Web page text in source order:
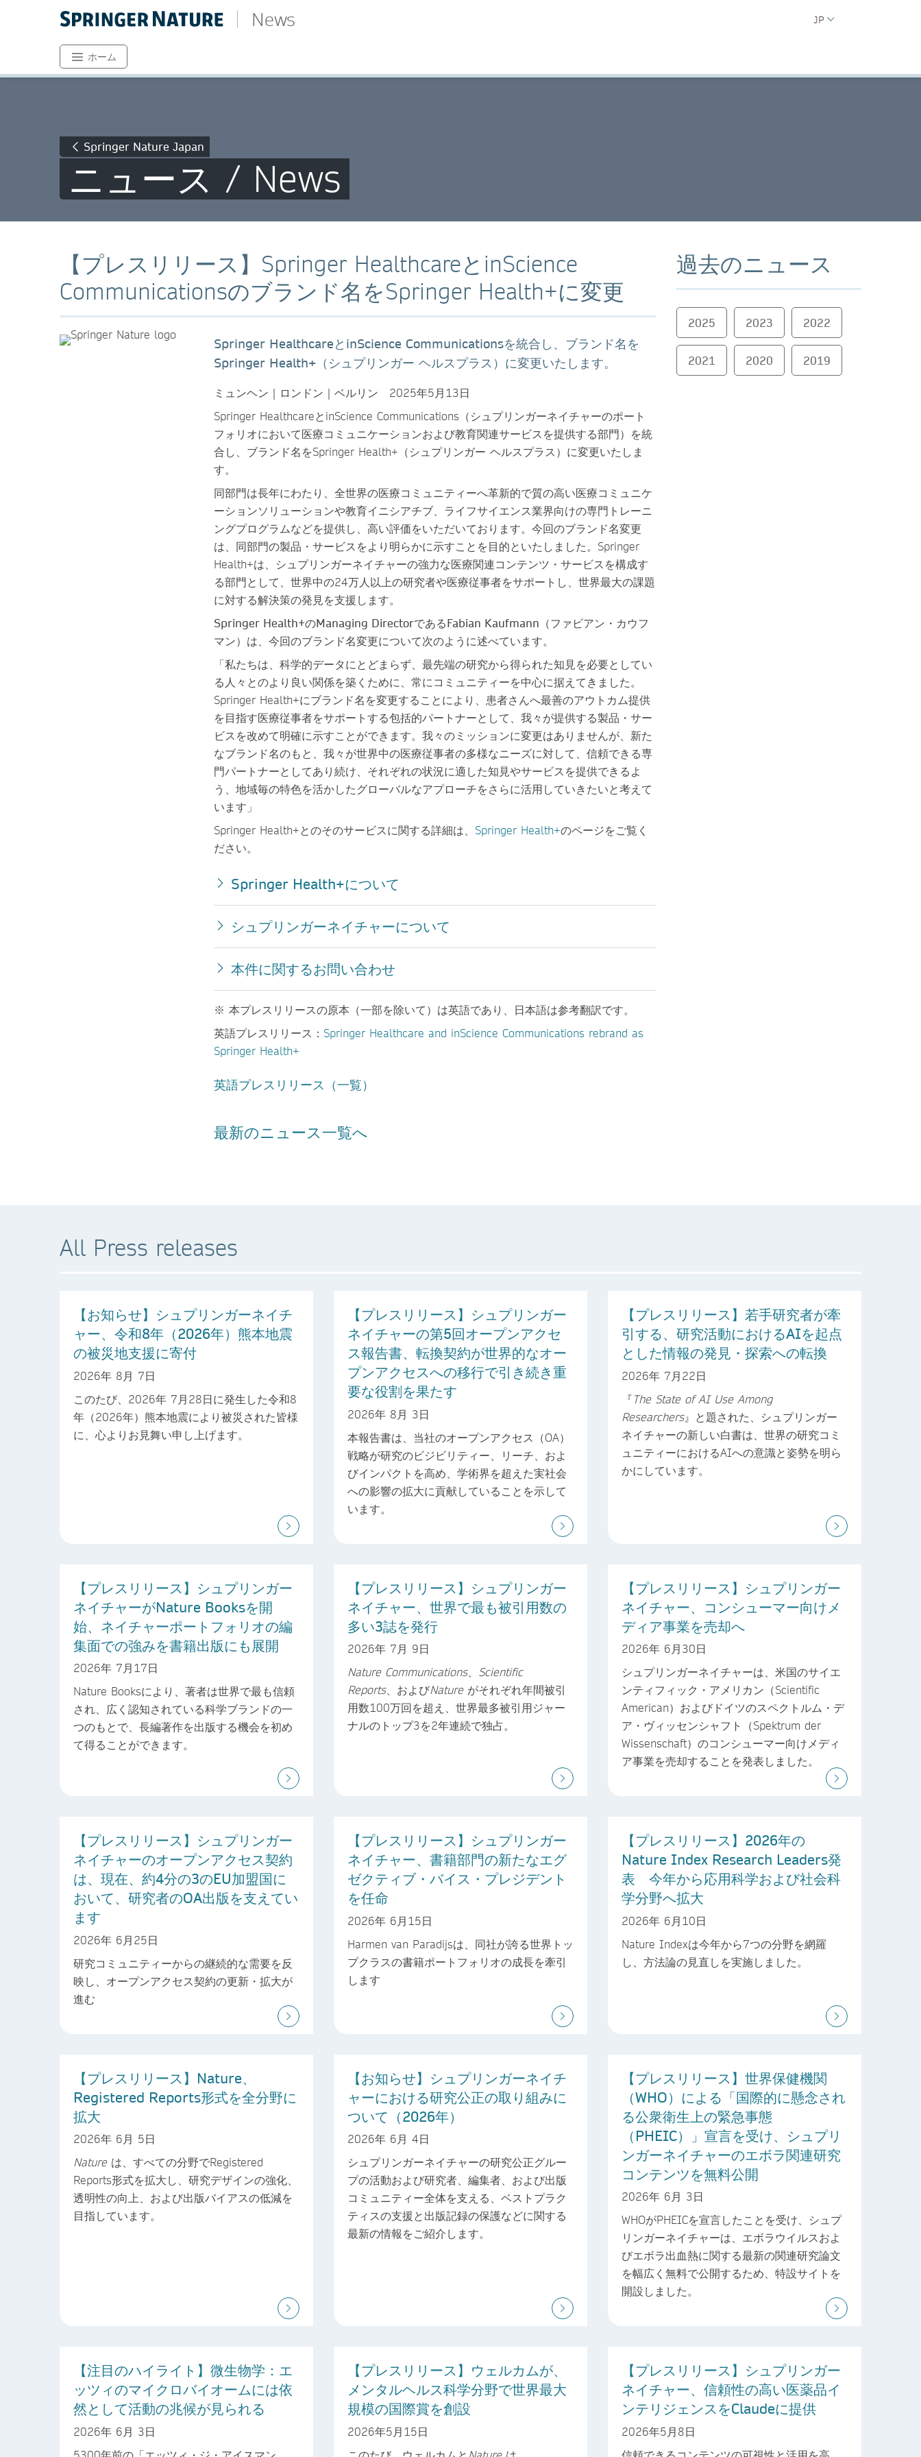
News JP
ホーム
Springer Nature Japan
ニュース / News
【プレスリリース】Springer HealthcareとinScience
Communicationsのブランド名をSpringer Health+に変更
Springer HealthcareとinScience Communicationsを統合し、ブランド名を
Springer Health+（シュプリンガー ヘルスプラス）に変更いたします。
ミュンヘン｜ロンドン｜ベルリン 2025年5月13日
Springer HealthcareとinScience Communications（シュプリンガーネイチャーのポート
フォリオにおいて医療コミュニケーションおよび教育関連サービスを提供する部門）を統
合し、ブランド名をSpringer Health+（シュプリンガー ヘルスプラス）に変更いたしま
す。
同部門は長年にわたり、全世界の医療コミュニティーへ革新的で質の高い医療コミュニケ
ーションソリューションや教育イニシアチブ、ライフサイエンス業界向けの専門トレーニ
ングプログラムなどを提供し、高い評価をいただいております。今回のブランド名変更
は、同部門の製品・サービスをより明らかに示すことを目的といたしました。Springer
Health+は、シュプリンガーネイチャーの強力な医療関連コンテンツ・サービスを構成す
る部門として、世界中の24万人以上の研究者や医療従事者をサポートし、世界最大の課題
に対する解決策の発見を支援します。
Springer Health+のManaging DirectorであるFabian Kaufmann（ファビアン・カウフ
マン） は、今回のブランド名変更について次のように述べています。
「私たちは、科学的データにとどまらず、最先端の研究から得られた知見を必要としてい
る人々とのより良い関係を築くために、常にコミュニティーを中心に据えてきました。
Springer Health+にブランド名を変更することにより、患者さんへ最善のアウトカム提供
を目指す医療従事者をサポートする包括的パートナーとして、我々が提供する製品・サー
ビスを改めて明確に示すことができます。我々のミッションに変更はありませんが、新た
なブランド名のもと、我々が世界中の医療従事者の多様なニーズに対して、信頼できる専
門パートナーとしてあり続け、それぞれの状況に適した知見やサービスを提供できるよ
う、地域毎の特色を活かしたグローバルなアプローチをさらに活用していきたいと考えて
います」
Springer Health+とのそのサービスに関する詳細は、 Springer Health+のページをご覧く
ださい。
Springer Health+について
シュプリンガーネイチャーについて
本件に関するお問い合わせ
※ 本プレスリリースの原本（一部を除いて）は英語であり、日本語は参考翻訳です。
英語プレスリリース： Springer Healthcare and inScience Communications rebrand as
Springer Health+
英語プレスリリース（一覧）
最新のニュース一覧へ
過去のニュース
2025 2023 2022
2021 2020 2019
All Press releases
【お知らせ】シュプリンガーネイチ
ャー、令和8年（2026年）熊本地震
の被災地支援に寄付
2026年 8月 7日
このたび、2026年 7月28日に発生した令和8
年（2026年）熊本地震により被災された皆様
に、心よりお見舞い申し上げます。
【プレスリリース】シュプリンガー
ネイチャーの第5回オープンアクセ
ス報告書、転換契約が世界的なオー
プンアクセスへの移行で引き続き重
要な役割を果たす
2026年 8月 3日
本報告書は、当社のオープンアクセス（OA）
戦略が研究のビジビリティー、リーチ、およ
びインパクトを高め、学術界を超えた実社会
への影響の拡大に貢献していることを示して
います。
【プレスリリース】若手研究者が牽
引する、研究活動におけるAIを起点
とした情報の発見・探索への転換
2026年 7月22日
『The State of AI Use Among
Researchers』と題された、シュプリンガー
ネイチャーの新しい白書は、世界の研究コミ
ュニティーにおけるAIへの意識と姿勢を明ら
かにしています。
【プレスリリース】シュプリンガー
ネイチャーがNature Booksを開
始、ネイチャーポートフォリオの編
集面での強みを書籍出版にも展開
2026年 7月17日
Nature Booksにより、著者は世界で最も信頼
され、広く認知されている科学ブランドの一
つのもとで、長編著作を出版する機会を初め
て得ることができます。
【プレスリリース】シュプリンガー
ネイチャー、世界で最も被引用数の
多い3誌を発行
2026年 7月 9日
Nature Communications、 Scientific
Reports、およびNatureがそれぞれ年間被引
用数100万回を超え、世界最多被引用ジャー
ナルのトップ3を2年連続で独占。
【プレスリリース】シュプリンガー
ネイチャー、コンシューマー向けメ
ディア事業を売却へ
2026年 6月30日
シュプリンガーネイチャーは、米国のサイエ
ンティフィック・アメリカン（Scientific
American）およびドイツのスペクトルム・デ
ア・ヴィッセンシャフト（Spektrum der
Wissenschaft）のコンシューマー向けメディ
ア事業を売却することを発表しました。
【プレスリリース】シュプリンガー
ネイチャーのオープンアクセス契約
は、現在、約4分の3のEU加盟国に
おいて、研究者のOA出版を支えてい
ます
2026年 6月25日
研究コミュニティーからの継続的な需要を反
映し、オープンアクセス契約の更新・拡大が
進む
【プレスリリース】シュプリンガー
ネイチャー、書籍部門の新たなエグ
ゼクティブ・バイス・プレジデント
を任命
2026年 6月15日
Harmen van Paradijsは、同社が誇る世界トッ
プクラスの書籍ポートフォリオの成長を牽引
します
【プレスリリース】2026年の
Nature Index Research Leaders発
表 今年から応用科学および社会科
学分野へ拡大
2026年 6月10日
Nature Indexは今年から7つの分野を網羅
し、方法論の見直しを実施しました。
【プレスリリース】Nature、
Registered Reports形式を全分野に
拡大
2026年 6月 5日
Natureは、すべての分野でRegistered
Reports形式を拡大し、研究デザインの強化、
透明性の向上、および出版バイアスの低減を
目指しています。
【お知らせ】シュプリンガーネイチ
ャーにおける研究公正の取り組みに
ついて（2026年）
2026年 6月 4日
シュプリンガーネイチャーの研究公正グルー
プの活動および研究者、編集者、および出版
コミュニティー全体を支える、ベストプラク
ティスの支援と出版記録の保護などに関する
最新の情報をご紹介します。
【プレスリリース】世界保健機関
（WHO）による「国際的に懸念され
る公衆衛生上の緊急事態
（PHEIC）」宣言を受け、シュプリ
ンガーネイチャーのエボラ関連研究
コンテンツを無料公開
2026年 6月 3日
WHOがPHEICを宣言したことを受け、シュプ
リンガーネイチャーは、エボラウイルスおよ
びエボラ出血熱に関する最新の関連研究論文
を幅広く無料で公開するため、特設サイトを
開設しました。
【注目のハイライト】微生物学：エ
ッツィのマイクロバイオームには依
然として活動の兆候が見られる
2026年 6月 3日
【プレスリリース】ウェルカムが、
メンタルヘルス科学分野で世界最大
規模の国際賞を創設
2026年5月15日
【プレスリリース】シュプリンガー
ネイチャー、信頼性の高い医薬品イ
ンテリジェンスをClaudeに提供
2026年5月8日